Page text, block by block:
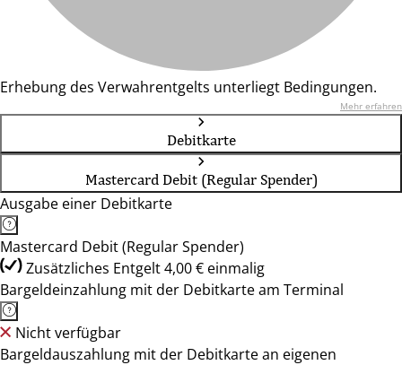
Erhebung des Verwahrentgelts unterliegt Bedingungen.
Mehr erfahren
Debitkarte
Mastercard Debit (Regular Spender)
Ausgabe einer Debitkarte
Mastercard Debit (Regular Spender)
Zusätzliches Entgelt 4,00 € einmalig
Bargeldeinzahlung mit der Debitkarte am Terminal
Nicht verfügbar
Bargeldauszahlung mit der Debitkarte an eigenen